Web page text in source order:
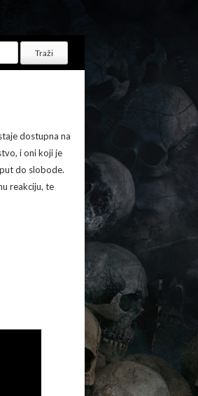
dostupna na
i oni koji je
do slobode.
reakciju, te